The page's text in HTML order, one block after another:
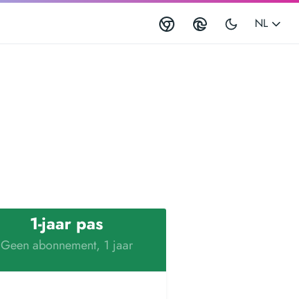
NL
1-jaar pas
Geen abonnement, 1 jaar